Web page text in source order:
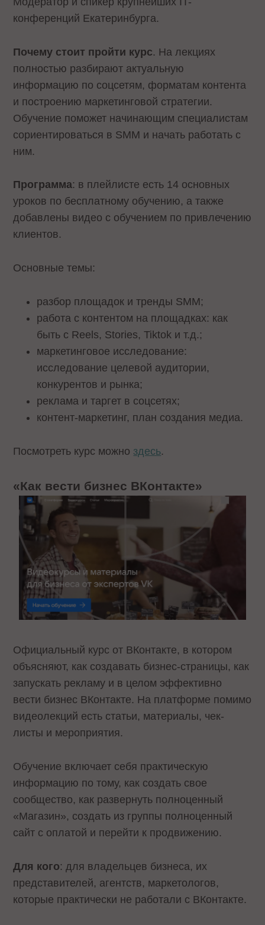
конференций Екатеринбурга.
Почему стоит пройти курс. На лекциях
полностью разбирают актуальную
информацию по соцсетям, форматам контента
и построению маркетинговой стратегии.
Обучение поможет начинающим специалистам
сориентироваться в SMM и начать работать с
ним.
Программа: в плейлисте есть 14 основных
уроков по бесплатному обучению, а также
добавлены видео с обучением по привлечению
клиентов.
Основные темы:
разбор площадок и тренды SMM;
работа с контентом на площадках: как
быть с Reels, Stories, Tiktok и т.д.;
маркетинговое исследование:
исследование целевой аудитории,
конкурентов и рынка;
реклама и таргет в соцсетях;
контент-маркетинг, план создания медиа.
Посмотреть курс можно здесь.
«Как вести бизнес ВКонтакте»
Официальный курс от ВКонтакте, в котором
объясняют, как создавать бизнес-страницы, как
запускать рекламу и в целом эффективно
вести бизнес ВКонтакте. На платформе помимо
видеолекций есть статьи, материалы, чек-
листы и мероприятия.
Обучение включает себя практическую
информацию по тому, как создать свое
сообщество, как развернуть полноценный
«Магазин», создать из группы полноценный
сайт с оплатой и перейти к продвижению.
Для кого: для владельцев бизнеса, их
представителей, агентств, маркетологов,
которые практически не работали с ВКонтакте.